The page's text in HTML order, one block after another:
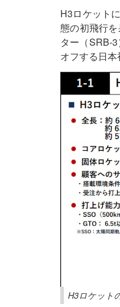
H3ロケット
態の初飛行
ター（SRB-
オフする日本
H3ロケット